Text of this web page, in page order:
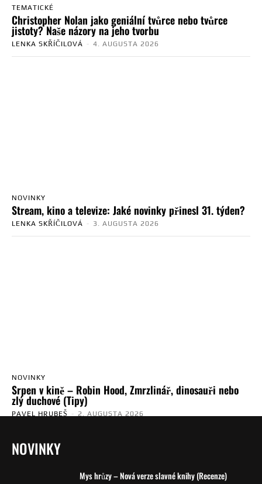
TEMATICKÉ
Christopher Nolan jako geniální tvůrce nebo tvůrce
jistoty? Naše názory na jeho tvorbu
LENKA SKŘÍČILOVÁ - 4. AUGUSTA 2026
NOVINKY
Stream, kino a televize: Jaké novinky přinesl 31. týden?
LENKA SKŘÍČILOVÁ - 3. AUGUSTA 2026
NOVINKY
Srpen v kině – Robin Hood, Zmrzlinář, dinosauři nebo
zlý duchové (Tipy)
PAVEL HRUBEŠ - 2. AUGUSTA 2026
NOVINKY
Mys hrůzy – Nová verze slavné knihy (Recenze)